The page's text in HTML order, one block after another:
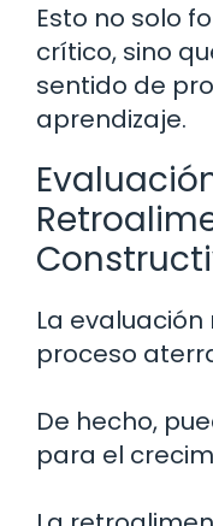
Esto no solo
crítico, sino
sentido de
aprendizaje.
La
proceso
De hecho,
para el